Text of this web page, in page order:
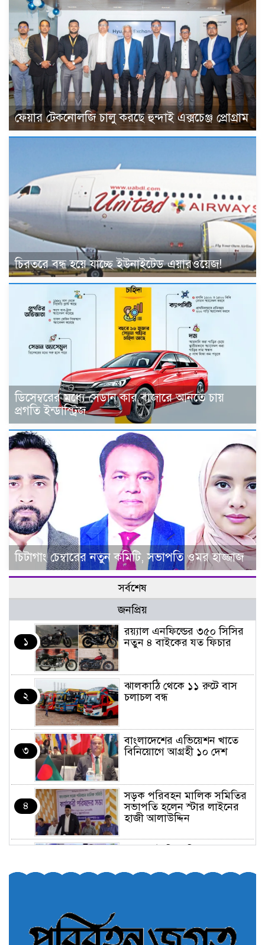
ফেয়ার টেকনোলজি চালু করছে হুন্দাই এক্সচেঞ্জ প্রোগ্রাম
চিরতরে বন্ধ হয়ে যাচ্ছে ইউনাইটেড এয়ারওয়েজ!
ডিসেম্বরের মধ্যে সেডান কার বাজারে আনতে চায়
প্রগতি ইন্ডাস্ট্রিজ
চিটাগাং চেম্বারের নতুন কমিটি, সভাপতি ওমর হাজ্জাজ
সর্বশেষ
জনপ্রিয়
১
র‌য়্যাল এনফিল্ডের ৩৫০ সিসির
নতুন ৪ বাইকের যত ফিচার
২
ঝালকাঠি থেকে ১১ রুটে বাস
চলাচল বন্ধ
৩
বাংলাদেশের এভিয়েশন খাতে
বিনিয়োগে আগ্রহী ১০ দেশ
৪
সড়ক পরিবহন মালিক সমিতির
সভাপতি হলেন স্টার লাইনের
হাজী আলাউদ্দিন